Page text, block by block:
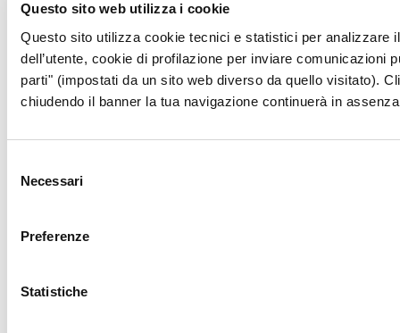
Questo sito web utilizza i cookie
Questo sito utilizza cookie tecnici e statistici per analizzare
dell’utente, cookie di profilazione per inviare comunicazioni
parti" (impostati da un sito web diverso da quello visitato).
chiudendo il banner la tua navigazione continuerà in
delNecessari
Preferenze
Statistiche
info@bancasistema.it
Dati
Contatti
Società appartenente al Gruppo Banca CF+, iscritto all’Albo dei
Gruppi Bancari, e soggetta all’attività di direzione e
coordinamento di Banca CF+ S.p.A.
TRASPARENZA
MOBILE BANKING
SEGUICI SUI SOCIAL